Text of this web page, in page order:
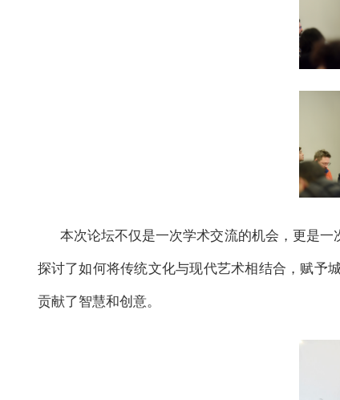
本次论坛不仅是一次学术交流的机会，更是
探讨了如何将传统文化与现代艺术相结合，赋予
贡献了智慧和创意。